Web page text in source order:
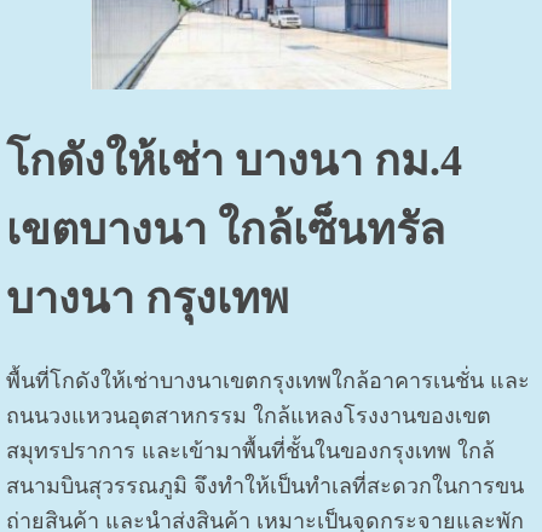
โกดังให้เช่า บางนา กม.4
เขตบางนา ใกล้เซ็นทรัล
บางนา กรุงเทพ
พื้นที่โกดังให้เช่าบางนาเขตกรุงเทพใกล้อาคารเนชั่น และ
ถนนวงแหวนอุตสาหกรรม ใกล้แหลงโรงงานของเขต
สมุทรปราการ และเข้ามาพื้นที่ชั้นในของกรุงเทพ ใกล้
สนามบินสุวรรณภูมิ จึงทำให้เป็นทำเลที่สะดวกในการขน
ถ่ายสินค้า และนำส่งสินค้า เหมาะเป็นจุดกระจายและพัก